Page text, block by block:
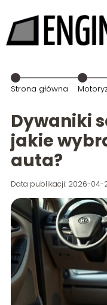
Strona główna
Dywaniki
jakie
auta?
Data publikacji: 2026-04-